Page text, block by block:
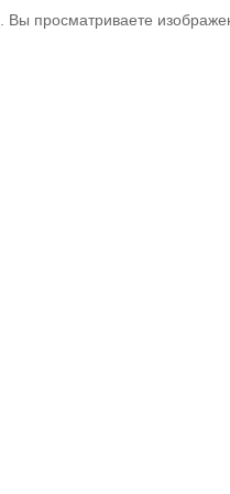
. Вы просматриваете